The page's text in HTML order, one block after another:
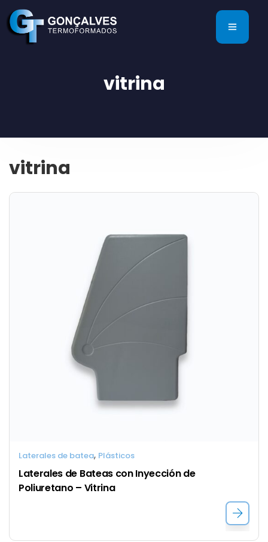
vitrina
vitrina
Laterales de batea, Plásticos
Laterales de Bateas con Inyección de
Poliuretano – Vitrina